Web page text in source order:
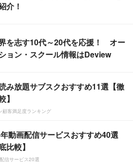
介！
を志す10代～20代を応援！ オー
ョン・スクール情報はDeview
み放題サブスクおすすめ11選【徹
】
顧客満足度ランキング
動画配信サービスおすすめ40選
比較】
信サービス20選